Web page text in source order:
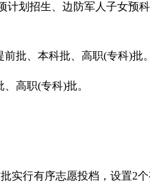
计划招生、边防军人子女预
批、本科批、高职(专科)批
高职(专科)批。
实行有序志愿投档，设置2